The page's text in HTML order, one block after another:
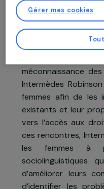
Dans les
du Nord de
d’intégration
dispositifs mis en
(barrière de la
femmes et jeunes
garde d’enfants
méconnaissance
Intermèdes
femmes afin de
existants et leur
Vous pouvez consentir et
«Continuer sans accepter»
fenêtre, sauf pour les cookies
d’avis et modifier vos
Plus de détails à propos denos
Cookies.
Gérer mes cookies